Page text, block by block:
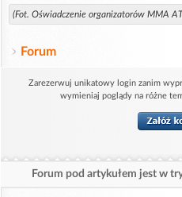
(Fot. Oświadczenie organizatorów MMA
Forum
Zarezerwuj unikatowy login zanim
wymieniaj poglądy na różne
Forum pod artykułem jest w